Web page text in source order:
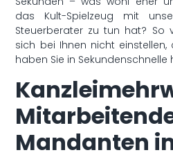
das Kult-Spielzeug mit
Steuerberater zu tun hat? So
sich bei Ihnen nicht
haben Sie in Sekundenschnelle
Mandanten